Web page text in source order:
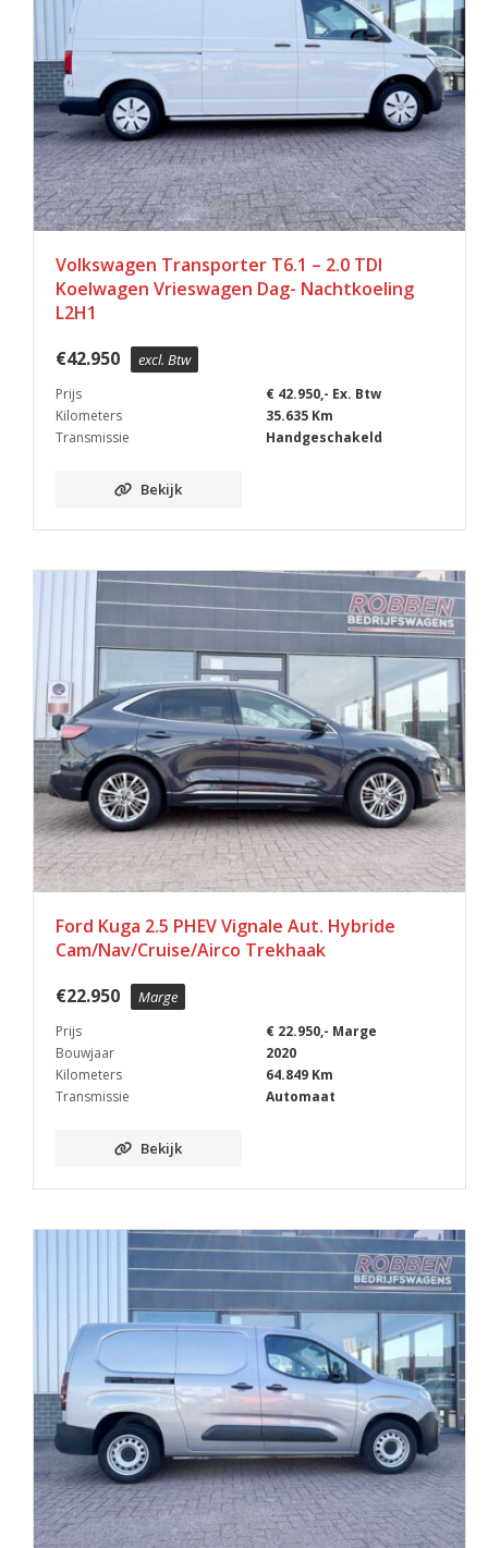
Volkswagen Transporter T6.1 – 2.0 TDI
Koelwagen Vrieswagen Dag- Nachtkoeling
L2H1
€42.950 excl. Btw
Prijs
€ 42.950,- Ex. Btw
Kilometers
35.635 Km
Transmissie
Handgeschakeld
Bekijk
Ford Kuga 2.5 PHEV Vignale Aut. Hybride
Cam/Nav/Cruise/Airco Trekhaak
€22.950 Marge
Prijs
€ 22.950,- Marge
Bouwjaar
2020
Kilometers
64.849 Km
Transmissie
Automaat
Bekijk